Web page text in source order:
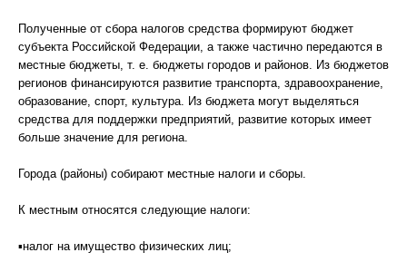
Полученные от сбора налогов средства формируют бюджет
субъекта Российской Федерации, а также частично передаются в
местные бюджеты, т. е. бюджеты городов и районов. Из бюджетов
регионов финансируются развитие транспорта, здравоохранение,
образование, спорт, культура. Из бюджета могут выделяться
средства для поддержки предприятий, развитие которых имеет
больше значение для региона.
Города (районы) собирают местные налоги и сборы.
К местным относятся следующие налоги:
▪налог на имущество физических лиц;